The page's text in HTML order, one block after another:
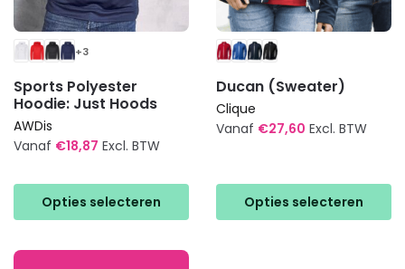
+3
Sports Polyester
Hoodie: Just Hoods
AWDis
Vanaf €18,87 Excl. BTW
Opties selecteren
product
heeft
Ducan (Sweater)
Clique
Vanaf €27,60 Excl. BTW
Opties selecteren
product
heeft
meerdere